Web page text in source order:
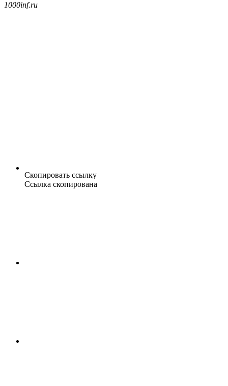
1000inf.ru
Скопировать ссылку
Ссылка скопирована